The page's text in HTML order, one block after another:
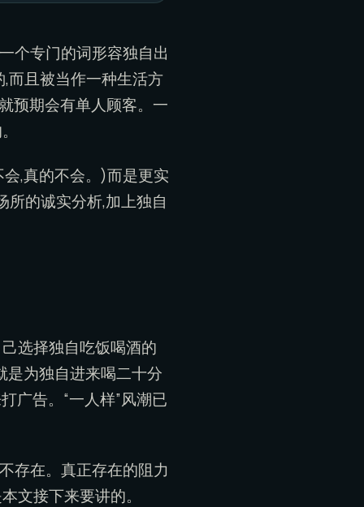
个专门的词形容独自出
而且被当作一种生活方
预期会有单人顾客。一
,真的不会。)而是更实
所的诚实分析,加上独自
选择独自吃饭喝酒的
为独自进来喝二十分
广告。“一人样”风潮已
存在。真正存在的阻力
文接下来要讲的。